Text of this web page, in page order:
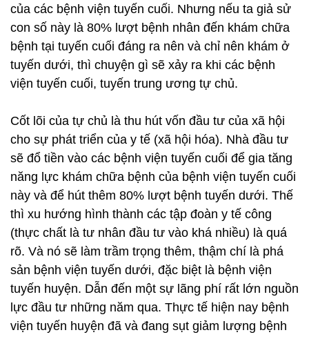
của các bệnh viện tuyến cuối. Nhưng nếu ta giả sử
con số này là 80% lượt bệnh nhân đến khám chữa
bệnh tại tuyến cuối đáng ra nên và chỉ nên khám ở
tuyến dưới, thì chuyện gì sẽ xảy ra khi các bệnh
viện tuyến cuối, tuyến trung ương tự chủ.
Cốt lõi của tự chủ là thu hút vốn đầu tư của xã hội
cho sự phát triển của y tế (xã hội hóa). Nhà đầu tư
sẽ đổ tiền vào các bệnh viện tuyến cuối để gia tăng
năng lực khám chữa bệnh của bệnh viện tuyến cuối
này và để hút thêm 80% lượt bệnh tuyến dưới. Thế
thì xu hướng hình thành các tập đoàn y tế công
(thực chất là tư nhân đầu tư vào khá nhiều) là quá
rõ. Và nó sẽ làm trầm trọng thêm, thậm chí là phá
sản bệnh viện tuyến dưới, đặc biệt là bệnh viện
tuyến huyện. Dẫn đến một sự lãng phí rất lớn nguồn
lực đầu tư những năm qua. Thực tế hiện nay bệnh
viện tuyến huyện đã và đang sụt giảm lượng bệnh